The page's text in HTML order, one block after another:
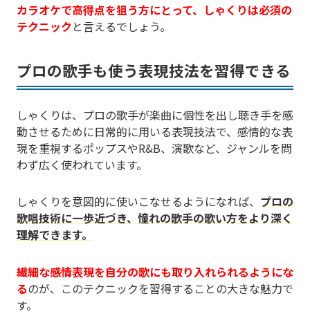
カラオケで高得点を狙う方にとって、しゃくりは必須の
テクニックと言えるでしょう。
プロの歌手も使う表現技法を習得できる
しゃくりは、プロの歌手が楽曲に個性を出し聴き手を感
動させるために日常的に用いる表現技法で、感情的な表
現を重視するポップスやR&B、演歌など、ジャンルを問
わず広く使われています。
しゃくりを意図的に使いこなせるようになれば、 プロの
歌唱技術に一歩近づき、憧れの歌手の歌い方をより深く
理解できます。
繊細な感情表現を自分の歌にも取り入れられるようにな
るのが、このテクニックを習得することの大きな魅力で
す。